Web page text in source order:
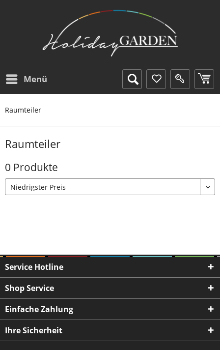
Menü
Raumteiler
Raumteiler
0 Produkte
Service Hotline
Shop Service
Einfache Zahlung
Ihre Sicherheit